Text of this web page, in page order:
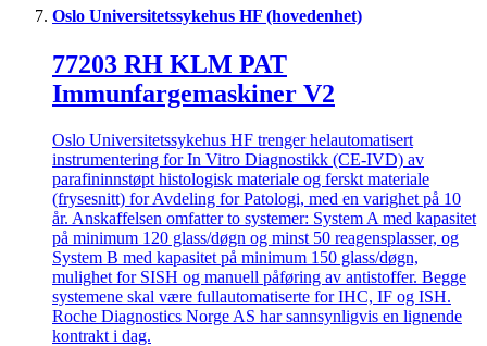
Oslo Universitetssykehus HF (hovedenhet)
77203 RH KLM PAT
Immunfargemaskiner V2
Oslo Universitetssykehus HF trenger helautomatisert
instrumentering for In Vitro Diagnostikk (CE-IVD) av
parafininnstøpt histologisk materiale og ferskt materiale
(frysesnitt) for Avdeling for Patologi, med en varighet på 10
år. Anskaffelsen omfatter to systemer: System A med kapasitet
på minimum 120 glass/døgn og minst 50 reagensplasser, og
System B med kapasitet på minimum 150 glass/døgn,
mulighet for SISH og manuell påføring av antistoffer. Begge
systemene skal være fullautomatiserte for IHC, IF og ISH.
Roche Diagnostics Norge AS har sannsynligvis en lignende
kontrakt i dag.